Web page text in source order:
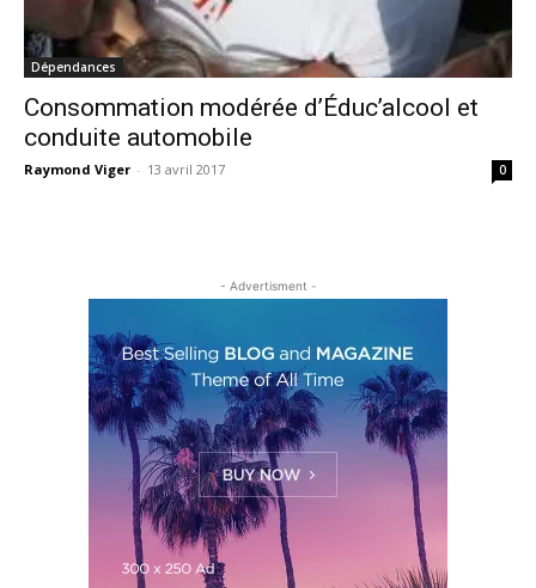
Dépendances
Consommation modérée d’Éduc’alcool et
conduite automobile
Raymond Viger - 13 avril 2017 0
- Advertisment -